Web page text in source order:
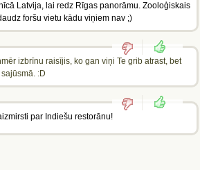
Latvija, lai redz Rīgas panorāmu. Zooloģiskais
foršu vietu kādu viņiem nav ;)
izbrīnu raisījis, ko gan viņi Te grib atrast, bet
:D
par Indiešu restorānu!